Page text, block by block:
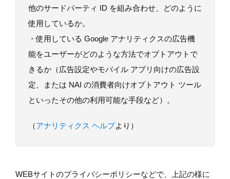
他のサードパーティ ID を組み合わせ、どのように
使用しているか。
・使用している Google アナリティクスの広告機
能をユーザーがどのような方法でオプトアウトで
きるか（広告設定やモバイル アプリ向けの広告設
定、または NAI の消費者向けオプトアウト ツール
といったその他の利用可能な手段など）。
（アナリティクス ヘルプより）
WEBサイトのプライバシーポリシーなどで、上記の様に